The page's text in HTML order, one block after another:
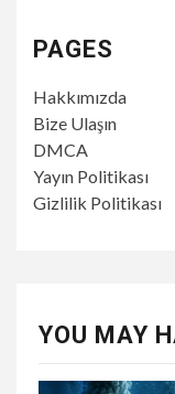
PAGES
Hakkımızda
Bize Ulaşın
DMCA
Yayın Politikası
Gizlilik Politikası
YOU MAY